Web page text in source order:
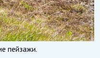
пейзажи.